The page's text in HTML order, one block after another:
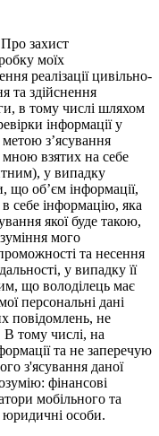
захист
моїх
реалізації цивільно-
та здійснення
в тому числі шляхом
інформації у
з’ясування
мною взятих на себе
у випадку
що об’єм інформації,
себе інформацію, яка
якої буде такою,
мого
та несення
у випадку її
що володілець має
персональні дані
повідомлень, не
тому числі, на
та не заперечую
з'ясування даної
фінансові
мобільного та
юридичні особи.